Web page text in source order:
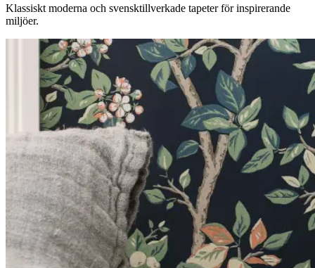
Klassiskt moderna och svensktillverkade tapeter för inspirerande
miljöer.